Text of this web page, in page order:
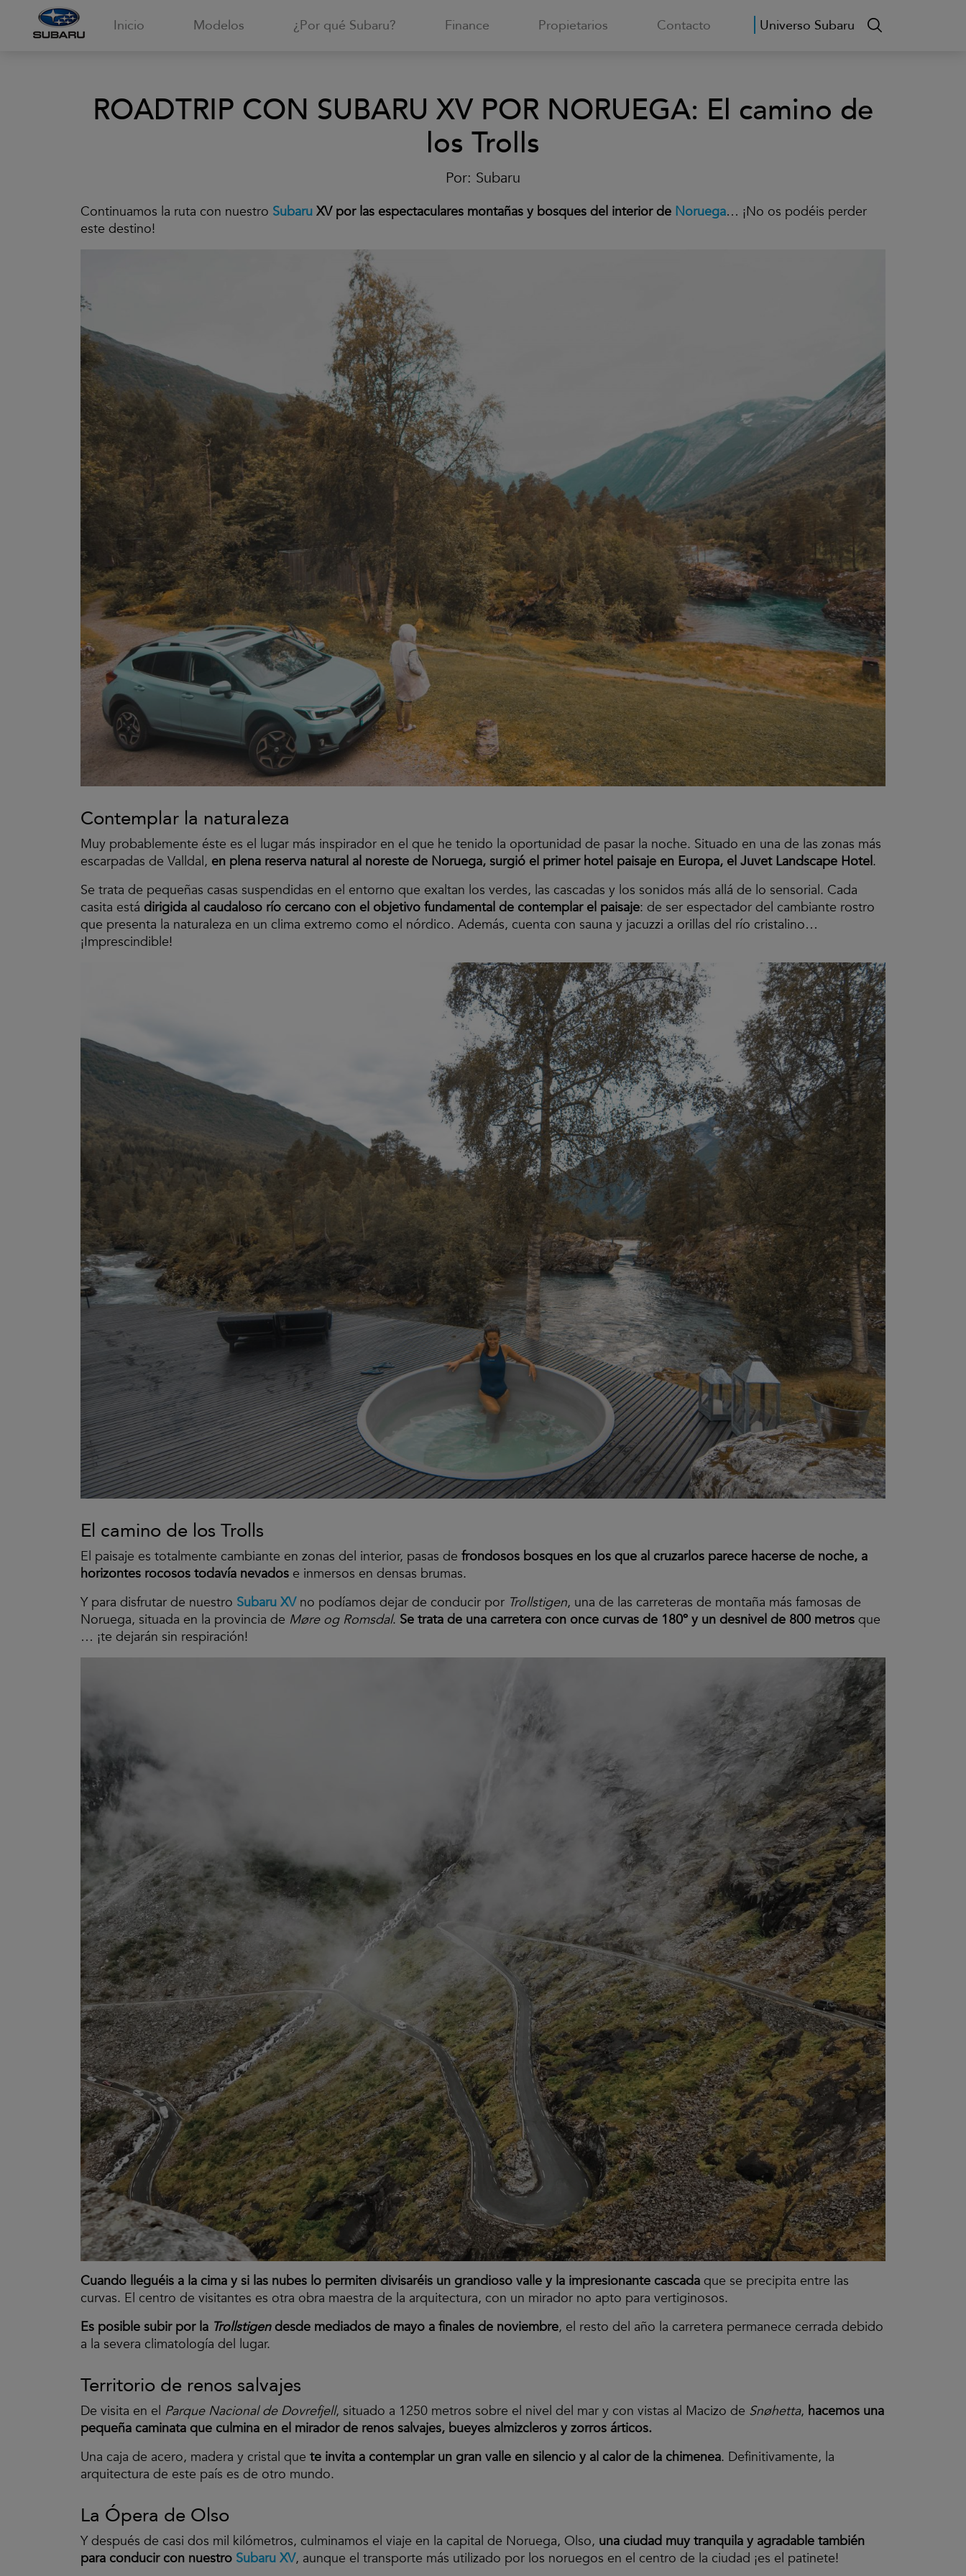
Inicio Modelos ¿Por qué Subaru? Finance Propietarios Contacto Universo Subaru
ROADTRIP CON SUBARU XV POR NORUEGA: El camino de
los Trolls
Por: Subaru
Continuamos la ruta con nuestro Subaru XV por las espectaculares montañas y bosques del interior de Noruega… ¡No os podéis perder
este destino!
Contemplar la naturaleza
Muy probablemente éste es el lugar más inspirador en el que he tenido la oportunidad de pasar la noche. Situado en una de las zonas más
escarpadas de Valldal, en plena reserva natural al noreste de Noruega, surgió el primer hotel paisaje en Europa, el Juvet Landscape Hotel.
Se trata de pequeñas casas suspendidas en el entorno que exaltan los verdes, las cascadas y los sonidos más allá de lo sensorial. Cada
casita está dirigida al caudaloso río cercano con el objetivo fundamental de contemplar el paisaje: de ser espectador del cambiante rostro
que presenta la naturaleza en un clima extremo como el nórdico. Además, cuenta con sauna y jacuzzi a orillas del río cristalino…
¡Imprescindible!
El camino de los Trolls
El paisaje es totalmente cambiante en zonas del interior, pasas de frondosos bosques en los que al cruzarlos parece hacerse de noche, a
horizontes rocosos todavía nevados e inmersos en densas brumas.
Y para disfrutar de nuestro Subaru XVno podíamos dejar de conducir por Trollstigen, una de las carreteras de montaña más famosas de
Noruega, situada en la provincia de Møre og Romsdal. Se trata de una carretera con once curvas de 180º y un desnivel de 800 metros que
… ¡te dejarán sin respiración!
Cuando lleguéis a la cima y si las nubes lo permiten divisaréis un grandioso valle y la impresionante cascada que se precipita entre las
curvas. El centro de visitantes es otra obra maestra de la arquitectura, con un mirador no apto para vertiginosos.
Es posible subir por la Trollstigendesde mediados de mayo a finales de noviembre, el resto del año la carretera permanece cerrada debido
a la severa climatología del lugar.
Territorio de renos salvajes
De visita en el Parque Nacional de Dovrefjell, situado a 1250 metros sobre el nivel del mar y con vistas al Macizo de Snøhetta, hacemos una
pequeña caminata que culmina en el mirador de renos salvajes, bueyes almizcleros y zorros árticos.
Una caja de acero, madera y cristal que te invita a contemplar un gran valle en silencio y al calor de la chimenea. Definitivamente, la
arquitectura de este país es de otro mundo.
La Ópera de Olso
Y después de casi dos mil kilómetros, culminamos el viaje en la capital de Noruega, Olso, una ciudad muy tranquila y agradable también
para conducir con nuestro Subaru XV, aunque el transporte más utilizado por los noruegos en el centro de la ciudad ¡es el patinete!